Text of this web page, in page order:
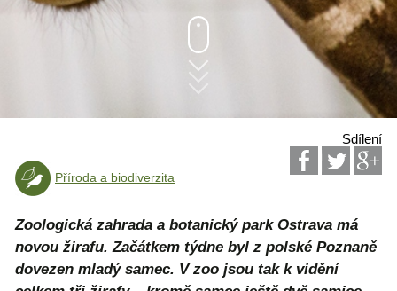
Sdílení
Příroda a biodiverzita
Zoologická zahrada a botanický park Ostrava má
novou žirafu. Začátkem týdne byl z polské Poznaně
dovezen mladý samec. V zoo jsou tak k vidění